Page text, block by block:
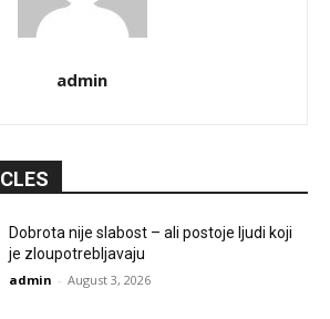
admin
Dobrota nije slabost – ali postoje ljudi koji
je zloupotrebljavaju
admin - August 3, 2026